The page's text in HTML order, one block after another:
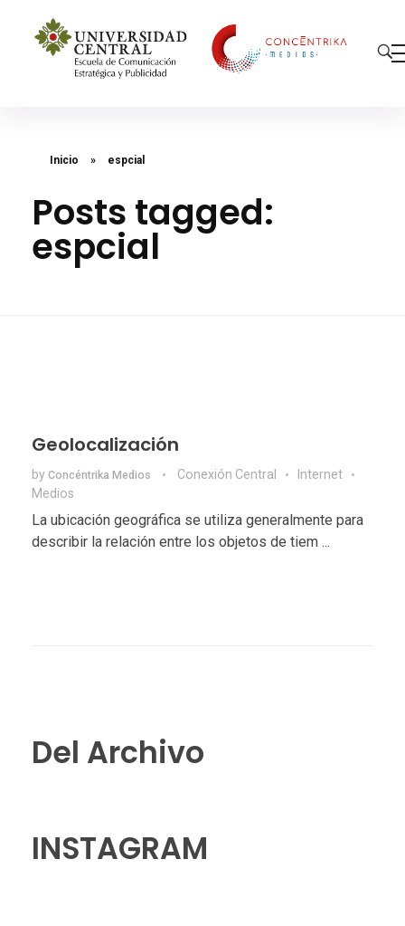
Inicio » espcial
Posts tagged:
espcial
Geolocalización
by Concéntrika Medios Conexión Central
Internet
Medios
La ubicación geográfica se utiliza generalmente para
describir la relación entre los objetos de tiem ...
Del Archivo
INSTAGRAM